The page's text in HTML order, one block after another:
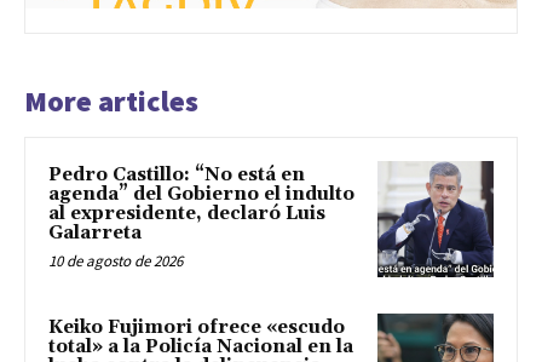
More articles
Pedro Castillo: “No está en
agenda” del Gobierno el indulto
al expresidente, declaró Luis
Galarreta
10 de agosto de 2026
Keiko Fujimori ofrece «escudo
total» a la Policía Nacional en la